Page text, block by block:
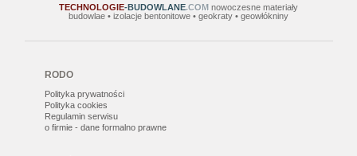
TECHNOLOGIE-BUDOWLANE.COM nowoczesne materiały
budowlae • izolacje bentonitowe • geokraty • geowłókniny
RODO
Polityka prywatności
Polityka cookies
Regulamin serwisu
o firmie - dane formalno prawne